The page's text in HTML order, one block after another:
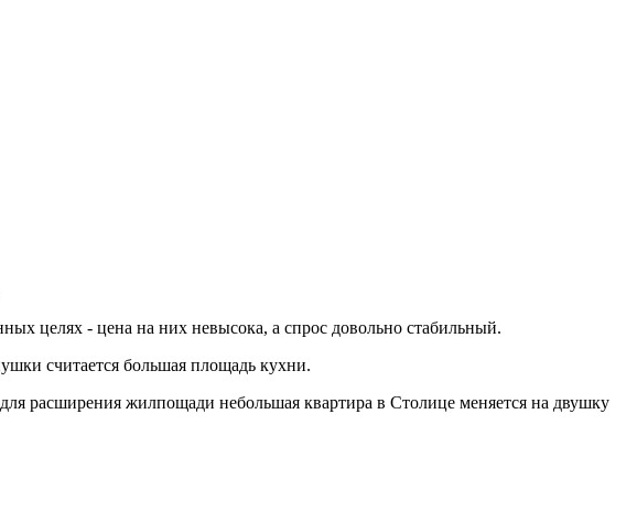
целях - цена на них невысока, а спрос довольно стабильный.
считается большая площадь кухни.
расширения жилпощади небольшая квартира в Столице меняется на двушку